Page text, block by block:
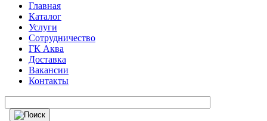
Главная
Каталог
Услуги
Сотрудничество
ГК Аква
Доставка
Вакансии
Контакты